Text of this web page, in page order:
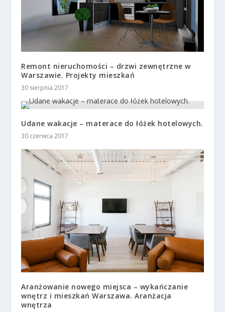
Remont nieruchomości – drzwi zewnętrzne w
Warszawie. Projekty mieszkań
30 sierpnia 2017
Udane wakacje – materace do łóżek hotelowych.
30 czerwca 2017
Aranżowanie nowego miejsca – wykańczanie
wnętrz i mieszkań Warszawa. Aranżacja
wnętrza